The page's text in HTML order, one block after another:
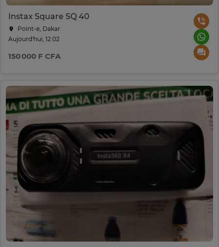
Instax Square SQ 40
Point-e, Dakar
Aujourd'hui, 12:02
150 000 F CFA